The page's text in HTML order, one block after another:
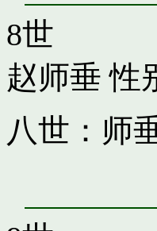
8世
赵师垂 性
八世：师